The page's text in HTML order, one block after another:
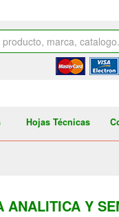
Hojas Técnicas
ANALITICA Y